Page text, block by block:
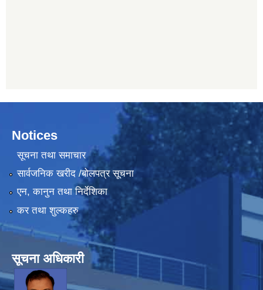
Notices
सूचना तथा समाचार
सार्वजनिक खरीद /बोलपत्र सूचना
एन, कानुन तथा निर्देशिका
कर तथा शुल्कहरु
सूचना अधिकारी